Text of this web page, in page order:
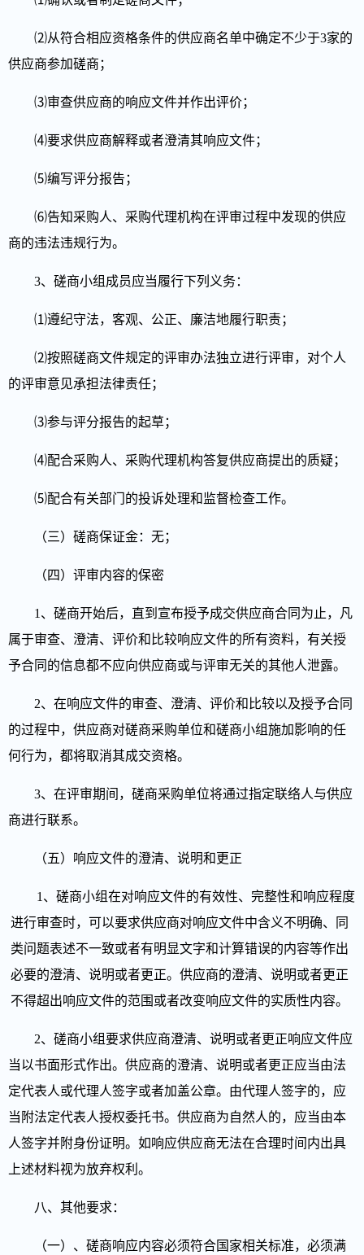
⑵从符合相应资格条件的供应商名单中确定不少于3家的
供应商参加磋商；
⑶审查供应商的响应文件并作出评价；
⑷要求供应商解释或者澄清其响应文件；
⑸编写评分报告；
⑹告知采购人、采购代理机构在评审过程中发现的供应
商的违法违规行为。
3、磋商小组成员应当履行下列义务：
⑴遵纪守法，客观、公正、廉洁地履行职责；
⑵按照磋商文件规定的评审办法独立进行评审，对个人
的评审意见承担法律责任；
⑶参与评分报告的起草；
⑷配合采购人、采购代理机构答复供应商提出的质疑；
⑸配合有关部门的投诉处理和监督检查工作。
（三） 磋商保证金： 无；
（四）评审内容的保密
1、磋商开始后，直到宣布授予成交供应商合同为止，凡
属于审查、澄清、评价和比较响应文件的所有资料，有关授
予合同的信息都不应向供应商或与评审无关的其他人泄露。
2、在响应文件的审查、澄清、评价和比较以及授予合同
的过程中，供应商对磋商采购单位和磋商小组施加影响的任
何行为，都将取消其成交资格。
3、在评审期间，磋商采购单位将通过指定联络人与供应
商进行联系。
（五）响应文件的澄清、说明和更正
1、磋商小组在对响应文件的有效性、完整性和响应程度
进行审查时，可以要求供应商对响应文件中含义不明确、同
类问题表述不一致或者有明显文字和计算错误的内容等作出
必要的澄清、说明或者更正。供应商的澄清、说明或者更正
不得超出响应文件的范围或者改变响应文件的实质性内容。
2、磋商小组要求供应商澄清、说明或者更正响应文件应
当以书面形式作出。供应商的澄清、说明或者更正应当由法
定代表人或代理人签字或者加盖公章。由代理人签字的，应
当附法定代表人授权委托书。供应商为自然人的，应当由本
人签字并附身份证明。如响应供应商无法在合理时间内出具
上述材料视为放弃权利。
八、其他要求：
（一）、磋商响应内容必须符合国家相关标准，必须满